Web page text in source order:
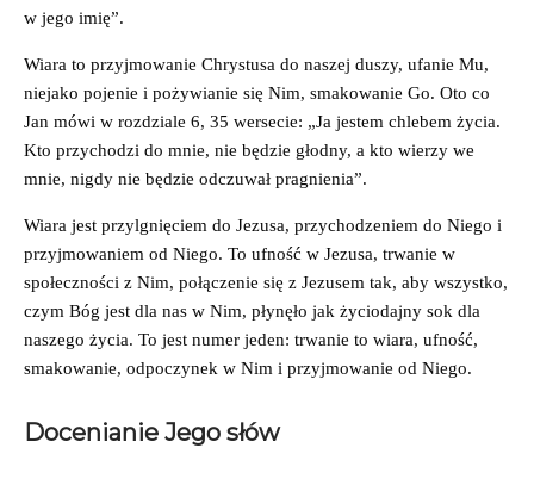
w jego imię”.
Wiara to przyjmowanie Chrystusa do naszej duszy, ufanie Mu,
niejako pojenie i pożywianie się Nim, smakowanie Go. Oto co
Jan mówi w rozdziale 6, 35 wersecie: „Ja jestem chlebem życia.
Kto przychodzi do mnie, nie będzie głodny, a kto wierzy we
mnie, nigdy nie będzie odczuwał pragnienia”.
Wiara jest przylgnięciem do Jezusa, przychodzeniem do Niego i
przyjmowaniem od Niego. To ufność w Jezusa, trwanie w
społeczności z Nim, połączenie się z Jezusem tak, aby wszystko,
czym Bóg jest dla nas w Nim, płynęło jak życiodajny sok dla
naszego życia. To jest numer jeden: trwanie to wiara, ufność,
smakowanie, odpoczynek w Nim i przyjmowanie od Niego.
Docenianie Jego słów